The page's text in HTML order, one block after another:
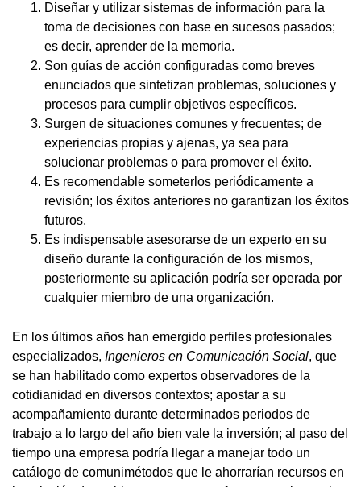
Diseñar y utilizar sistemas de información para la
toma de decisiones con base en sucesos pasados;
es decir, aprender de la memoria.
Son guías de acción configuradas como breves
enunciados que sintetizan problemas, soluciones y
procesos para cumplir objetivos específicos.
Surgen de situaciones comunes y frecuentes; de
experiencias propias y ajenas, ya sea para
solucionar problemas o para promover el éxito.
Es recomendable someterlos periódicamente a
revisión; los éxitos anteriores no garantizan los éxitos
futuros.
Es indispensable asesorarse de un experto en su
diseño durante la configuración de los mismos,
posteriormente su aplicación podría ser operada por
cualquier miembro de una organización.
En los últimos años han emergido perfiles profesionales
especializados, Ingenieros en Comunicación Social, que
se han habilitado como expertos observadores de la
cotidianidad en diversos contextos; apostar a su
acompañamiento durante determinados periodos de
trabajo a lo largo del año bien vale la inversión; al paso del
tiempo una empresa podría llegar a manejar todo un
catálogo de comunimétodos que le ahorrarían recursos en